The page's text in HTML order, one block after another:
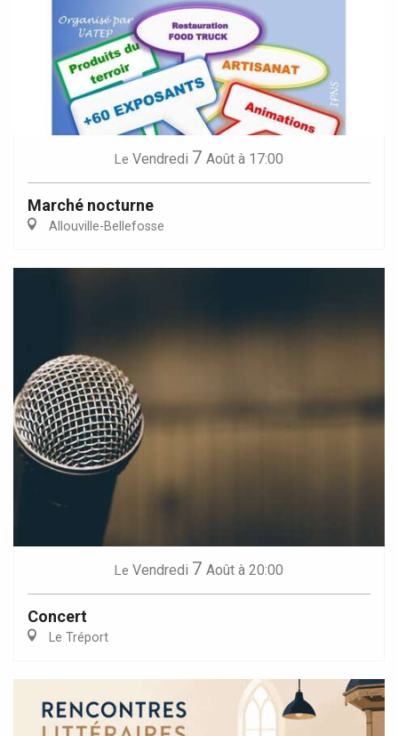
Le Vendredi 7 Août à 17:00
Marché nocturne
Allouville-Bellefosse
Le Vendredi 7 Août à 20:00
Concert
Le Tréport